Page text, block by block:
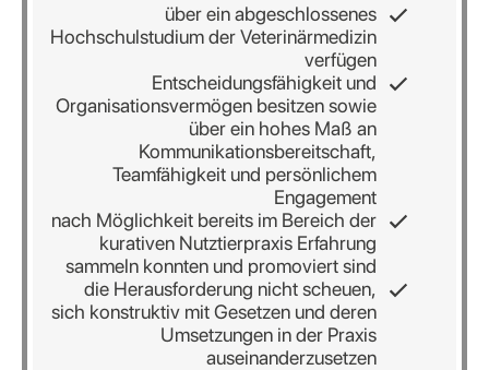
über ein abgeschlossenes
Hochschulstudium der Veterinärmedizin
verfügen
Entscheidungsfähigkeit und
Organisationsvermögen besitzen sowie
über ein hohes Maß an
Kommunikationsbereitschaft,
Teamfähigkeit und persönlichem
Engagement
nach Möglichkeit bereits im Bereich der
kurativen Nutztierpraxis Erfahrung
sammeln konnten und promoviert sind
die Herausforderung nicht scheuen,
sich konstruktiv mit Gesetzen und deren
Umsetzungen in der Praxis
auseinanderzusetzen